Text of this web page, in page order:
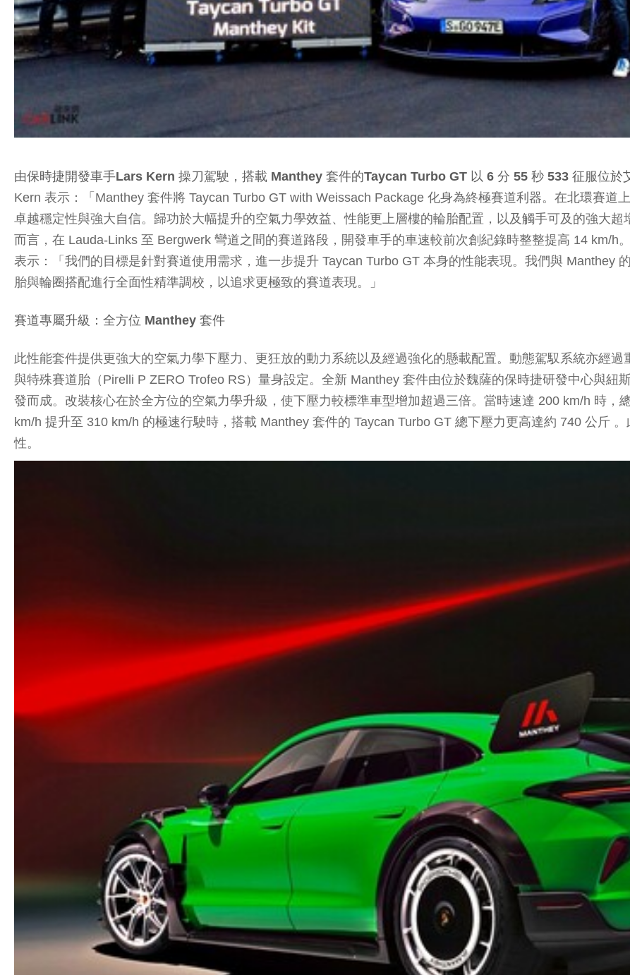
由保時捷開發車手Lars Kern 操刀駕駛，搭載 Manthey 套件的Taycan Turbo GT 以 6 分 55 秒 533 征服位於
Kern 表示：「Manthey 套件將 Taycan Turbo GT with Weissach Package 化身為終極賽道利器。在北環賽道
卓越穩定性與強大自信。歸功於大幅提升的空氣力學效益、性能更上層樓的輪胎配置，以及觸手可及的強大
而言，在 Lauda-Links 至 Bergwerk 彎道之間的賽道路段，開發車手的車速較前次創紀錄時整整提高 14 km/h
表示：「我們的目標是針對賽道使用需求，進一步提升 Taycan Turbo GT 本身的性能表現。我們與 Manthey
胎與輪圈搭配進行全面性精準調校，以追求更極致的賽道表現。」
賽道專屬升級：全方位 Manthey 套件
此性能套件提供更強大的空氣力學下壓力、更狂放的動力系統以及經過強化的懸載配置。動態駕馭系統亦經
與特殊賽道胎（Pirelli P ZERO Trofeo RS）量身設定。全新 Manthey 套件由位於魏薩的保時捷研發中心與紐
發而成。改裝核心在於全方位的空氣力學升級，使下壓力較標準車型增加超過三倍。當時速達 200 km/h 時，
km/h 提升至 310 km/h 的極速行駛時，搭載 Manthey 套件的 Taycan Turbo GT 總下壓力更高達約 740 公斤
性。